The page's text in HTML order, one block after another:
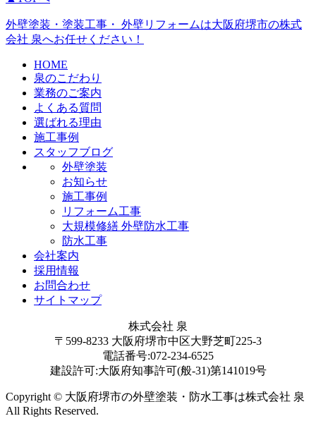
外壁塗装・塗装工事・ 外壁リフォームは大阪府堺市の株式
会社 泉へお任せください！
HOME
泉のこだわり
業務のご案内
よくある質問
選ばれる理由
施工事例
スタッフブログ
外壁塗装
お知らせ
施工事例
リフォーム工事
大規模修繕 外壁防水工事
防水工事
会社案内
採用情報
お問合わせ
サイトマップ
株式会社 泉
〒599-8233 大阪府堺市中区大野芝町225-3
電話番号:072-234-6525
建設許可:大阪府知事許可(般-31)第141019号
Copyright © 大阪府堺市の外壁塗装・防水工事は株式会社 泉
All Rights Reserved.